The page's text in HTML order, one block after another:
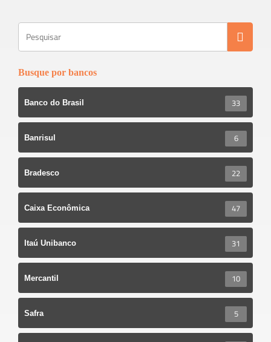
Busque por bancos
Banco do Brasil 33
Banrisul 6
Bradesco 22
Caixa Econômica 47
Itaú Unibanco 31
Mercantil 10
Safra 5